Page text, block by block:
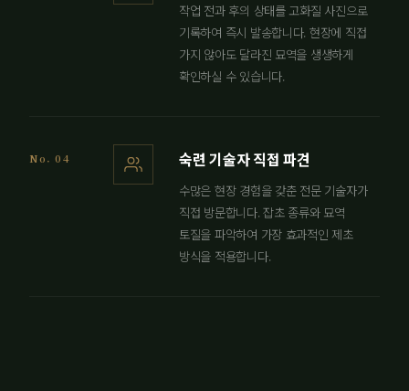
작업 전과 후의 상태를 고화질 사진으로
기록하여 즉시 발송합니다. 현장에 직접
가지 않아도 달라진 묘역을 생생하게
확인하실 수 있습니다.
No. 04 숙련 기술자 직접 파견
수많은 현장 경험을 갖춘 전문 기술자가
직접 방문합니다. 잡초 종류와 묘역
토질을 파악하여 가장 효과적인 제초
방식을 적용합니다.